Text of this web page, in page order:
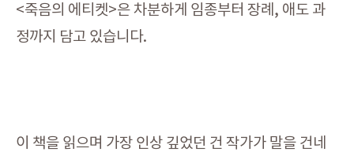
<죽음의 에티켓>은 차분하게 임종부터 장례, 애도 과
정까지 담고 있습니다.
이 책을 읽으며 가장 인상 깊었던 건 작가가 말을 건네